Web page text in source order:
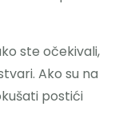
ste očekivali,
Ako su na
postići